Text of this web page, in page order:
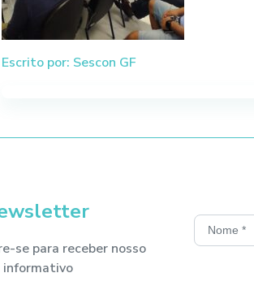
Escrito por: Sescon GF
se para receber nosso